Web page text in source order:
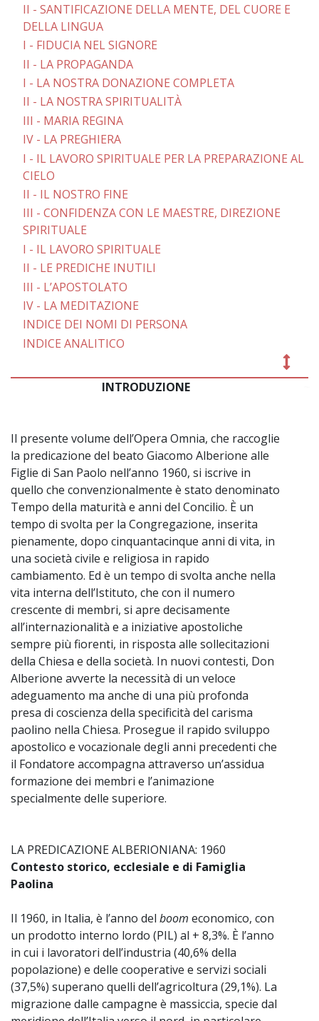
II - SANTIFICAZIONE DELLA MENTE, DEL CUORE E
DELLA LINGUA
I - FIDUCIA NEL SIGNORE
II - LA PROPAGANDA
I - LA NOSTRA DONAZIONE COMPLETA
II - LA NOSTRA SPIRITUALITÀ
III - MARIA REGINA
IV - LA PREGHIERA
I - IL LAVORO SPIRITUALE PER LA PREPARAZIONE AL
CIELO
II - IL NOSTRO FINE
III - CONFIDENZA CON LE MAESTRE, DIREZIONE
SPIRITUALE
I - IL LAVORO SPIRITUALE
II - LE PREDICHE INUTILI
III - L’APOSTOLATO
IV - LA MEDITAZIONE
INDICE DEI NOMI DI PERSONA
INDICE ANALITICO
INTRODUZIONE
Il presente volume dell’Opera Omnia, che raccoglie
la predicazione del beato Giacomo Alberione alle
Figlie di San Paolo nell’anno 1960, si iscrive in
quello che convenzionalmente è stato denominato
Tempo della maturità e anni del Concilio. È un
tempo di svolta per la Congregazione, inserita
pienamente, dopo cinquantacinque anni di vita, in
una società civile e religiosa in rapido
cambiamento. Ed è un tempo di svolta anche nella
vita interna dell’Istituto, che con il numero
crescente di membri, si apre decisamente
all’internazionalità e a iniziative apostoliche
sempre più fiorenti, in risposta alle sollecitazioni
della Chiesa e della società. In nuovi contesti, Don
Alberione avverte la necessità di un veloce
adeguamento ma anche di una più profonda
presa di coscienza della specificità del carisma
paolino nella Chiesa. Prosegue il rapido sviluppo
apostolico e vocazionale degli anni precedenti che
il Fondatore accompagna attraverso un’assidua
formazione dei membri e l’animazione
specialmente delle superiore.
LA PREDICAZIONE ALBERIONIANA: 1960
Contesto storico, ecclesiale e di Famiglia
Paolina
Il 1960, in Italia, è l’anno del boom economico, con
un prodotto interno lordo (PIL) al + 8,3%. È l’anno
in cui i lavoratori dell’industria (40,6% della
popolazione) e delle cooperative e servizi sociali
(37,5%) superano quelli dell’agricoltura (29,1%). La
migrazione dalle campagne è massiccia, specie dal